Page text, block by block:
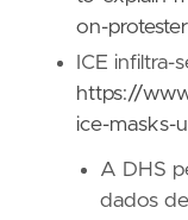
on-
ICE infiltra-
https://
ice-masks-
A DHS
dados